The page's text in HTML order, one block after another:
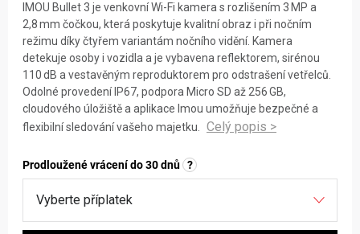
IMOU Bullet 3 je venkovní Wi-Fi kamera s rozlišením 3 MP a
2,8 mm čočkou, která poskytuje kvalitní obraz i při nočním
režimu díky čtyřem variantám nočního vidění. Kamera
detekuje osoby i vozidla a je vybavena reflektorem, sirénou
110 dB a vestavěným reproduktorem pro odstrašení vetřelců.
Odolné provedení IP67, podpora Micro SD až 256 GB,
cloudového úložiště a aplikace Imou umožňuje bezpečné a
flexibilní sledování vašeho majetku.
Prodloužené vrácení do 30 dnů ?